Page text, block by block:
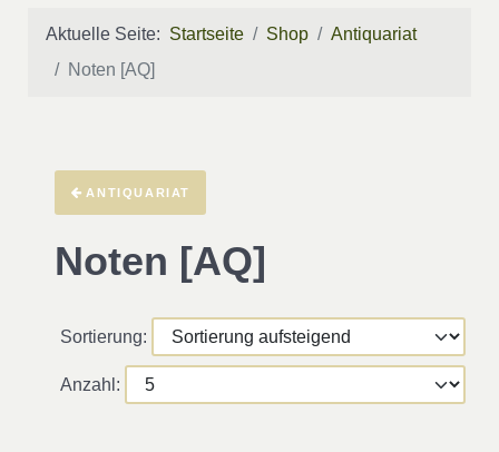
Aktuelle Seite: Startseite Shop
Antiquariat
Noten [AQ]
ANTIQUARIAT
Noten [AQ]
Sortierung:
Anzahl: